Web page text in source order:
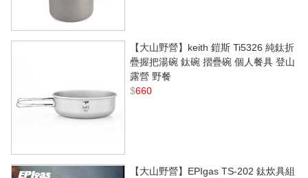
【大山野營】keith 鎧斯 Ti5326 純鈦折
疊握把湯碗 鈦碗 摺疊碗 個人餐具 登山
露營 野餐
$660
【大山野營】EPIgas TS-202 鈦炊具組